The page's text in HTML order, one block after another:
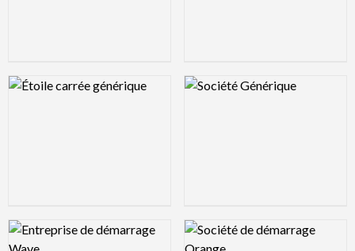
Logo Preview Image Logo Preview Image
Logo Preview Image Logo Preview Image